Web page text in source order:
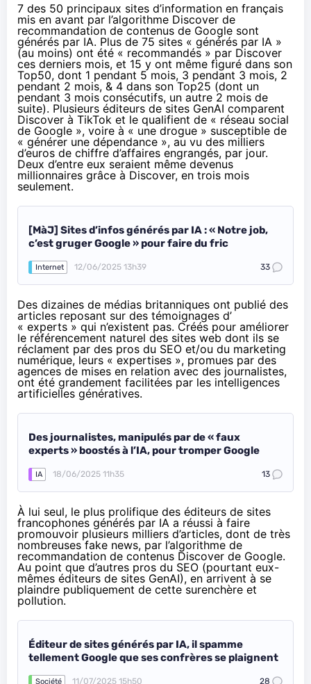
7 des 50 principaux sites d’information en français
mis en avant par l’algorithme Discover de
recommandation de contenus de Google sont
générés par IA. Plus de 75 sites « générés par IA »
(au moins) ont été « recommandés » par Discover
ces derniers mois, et 15 y ont même figuré dans son
Top50, dont 1 pendant 5 mois, 3 pendant 3 mois, 2
pendant 2 mois, & 4 dans son Top25 (dont un
pendant 3 mois consécutifs, un autre 2 mois de
suite). Plusieurs éditeurs de sites GenAI comparent
Discover à TikTok et le qualifient de « réseau social
de Google », voire à « une drogue » susceptible de
« générer une dépendance », au vu des milliers
d’euros de chiffre d’affaires engrangés, par jour.
Deux d’entre eux seraient même devenus
millionnaires grâce à Discover, en trois mois
seulement.
[MàJ] Sites d’infos générés par IA : « Notre job,
c’est gruger Google » pour faire du fric
Internet 12/06/2025 13h39 33
Des dizaines de médias britanniques ont publié des
articles reposant sur des témoignages d’
« experts » qui n’existent pas. Créés pour améliorer
le référencement naturel des sites web dont ils se
réclament par des pros du SEO et/ou du marketing
numérique, leurs « expertises », promues par des
agences de mises en relation avec des journalistes,
ont été grandement facilitées par les intelligences
artificielles génératives.
Des journalistes, manipulés par de « faux
experts » boostés à l’IA, pour tromper Google
IA 18/06/2025 11h35 13
À lui seul, le plus prolifique des éditeurs de sites
francophones générés par IA a réussi à faire
promouvoir plusieurs milliers d’articles, dont de très
nombreuses fake news, par l’algorithme de
recommandation de contenus Discover de Google.
Au point que d’autres pros du SEO (pourtant eux-
mêmes éditeurs de sites GenAI), en arrivent à se
plaindre publiquement de cette surenchère et
pollution.
Éditeur de sites générés par IA, il spamme
tellement Google que ses confrères se plaignent
Société 11/07/2025 15h50 28